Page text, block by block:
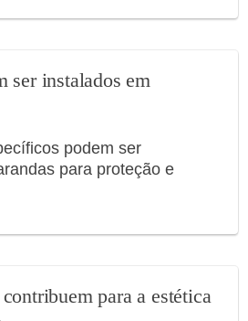
ser instalados em
podem ser
para proteção e
para a estética